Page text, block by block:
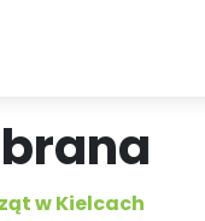
w Kielcach